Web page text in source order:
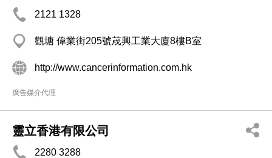
2121 1328
觀塘 偉業街205號荗興工業大廈8樓B室
http://www.cancerinformation.com.hk
廣告媒介代理
靈立香港有限公司
2280 3288